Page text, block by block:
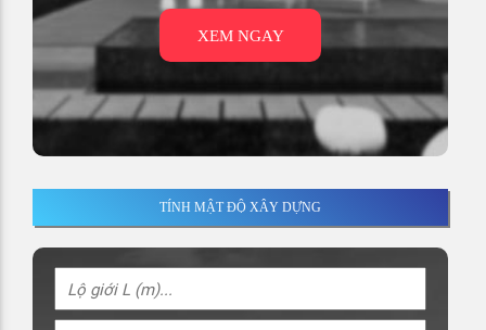
XEM NGAY
TÍNH MẬT ĐỘ XÂY DỰNG